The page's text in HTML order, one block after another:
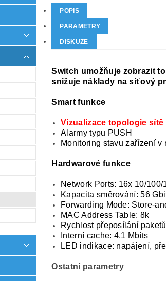
POPIS
PARAMETRY
DISKUZE
Switch umožňuje zobrazit
snižuje náklady na síťový
Smart funkce
Vizualizace topologie sítě
Alarmy typu PUSH
Monitoring stavu zařízení v
Hardwarové funkce
Network Ports: 16x 10/
Kapacita směrování: 56
Forwarding Mode: Store-
MAC Address Table: 8k
Rychlost přeposílání
Interní cache: 4,1 Mbits
LED indikace: napájení,
Ostatní parametry